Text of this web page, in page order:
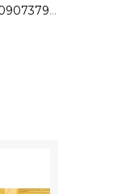
ABS Hydraulikblock VW Fox 5Z0907379A 0265800468 0265231626 5Z0614117B